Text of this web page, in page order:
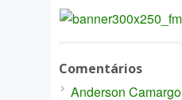
Comentários
Anderson Camargo